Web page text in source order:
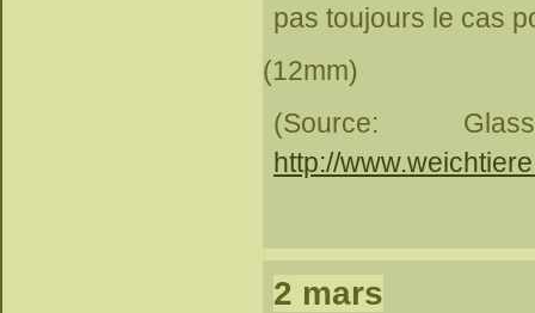
pas toujours le cas
(12mm)
(Source:
http://
2 mars